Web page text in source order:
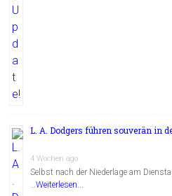
L. A. Dodgers führen souverän in
4 Wochen ago
Selbst nach der Niederlage am
…Weiterlesen...